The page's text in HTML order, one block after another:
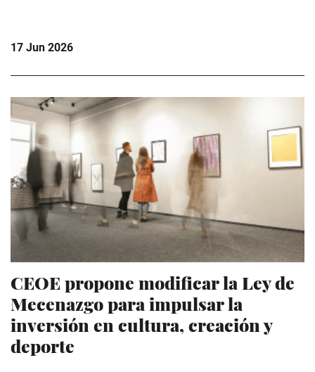
17 Jun 2026
CEOE propone modificar la Ley de
Mecenazgo para impulsar la
inversión en cultura, creación y
deporte